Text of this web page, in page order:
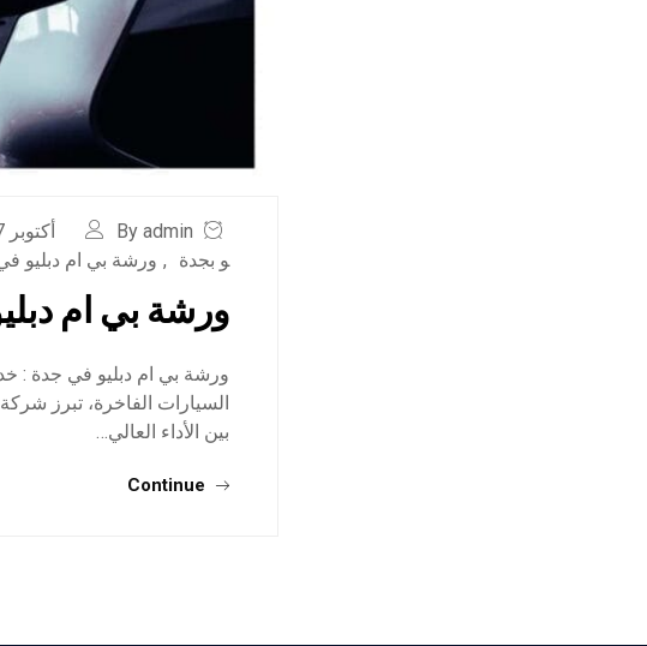
By admin أكتوبر 17, 2024
و بجدة
, ورشة بي ام دبليو
ورشة بي ام
ورشة بي ام دبليو في جدة :
السيارات الفاخرة، تبرز
بين الأداء العالي…
Continue